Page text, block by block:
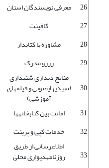
26
معرفی نویسندگان استان
27
کافی‏نت
28
مشاوره با کتابدار
29
رزرو مدرک
30
منابع دیداری‏ شنیداری
(سی‏دی‏هایصوتی و فیلم‏های
آموزشی)
31 امانت بین کتابخانه‏ها
32
خدمات کپی و پرینت
33
اطلاع‏رسانی از طریق
روزنامه‏دیواری محلی